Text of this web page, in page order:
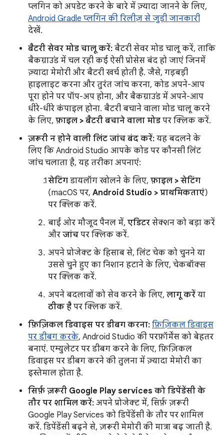
प्लगिन को अपडेट करने के बारे में ज़्यादा जानने के लिए,
Android Gradle प्लगिन की रिलीज़ से जुड़ी जानकारी
देखें.
बैटरी सेवर मोड चालू करें: बैटरी सेवर मोड चालू करें, ताकि
बैकग्राउंड में चल रही कई ऐसी प्रोसेस बंद हो जाएं जिनमें
ज़्यादा मेमोरी और बैटरी खर्च होती है. जैसे, गड़बड़ी
हाइलाइट करना और तुरंत जांच करना, कोड अपने-आप
पूरा होने पर पॉप-अप होना, और बैकग्राउंड में अपने-आप
धीरे-धीरे कंपाइल होना. बैटरी बचाने वाला मोड चालू करने
के लिए, फ़ाइल > बैटरी बचाने वाला मोड पर क्लिक करें.
ज़रूरी न होने वाली लिंट जांच बंद करें: यह बदलने के
लिए कि Android Studio आपके कोड पर कौनसी लिंट
जांच चलाता है, यह तरीका अपनाएं:
सेटिंग डायलॉग खोलने के लिए, फ़ाइल > सेटिंग
(macOS पर, Android Studio > प्राथमिकताएं)
पर क्लिक करें.
बाईं ओर मौजूद पैनल में, एडिटर सेक्शन को बड़ा करें
और जांच पर क्लिक करें.
अपने प्रोजेक्ट के हिसाब से, लिंट चेक को चुनने या
उससे चुने हुए का निशान हटाने के लिए, चेकबॉक्स
पर क्लिक करें.
अपने बदलावों को सेव करने के लिए, लागू करें या
ठीक है पर क्लिक करें.
फ़िज़िकल डिवाइस पर डीबग करना: फ़िज़िकल डिवाइस
पर डीबग करके, Android Studio की परफ़ॉर्मेंस को बेहतर
बनाएं. एम्युलेटर पर डीबग करने के लिए, फ़िज़िकल
डिवाइस पर डीबग करने की तुलना में ज़्यादा मेमोरी का
इस्तेमाल होता है.
सिर्फ़ ज़रूरी Google Play services को डिपेंडेंसी के
तौर पर शामिल करें: अपने प्रोजेक्ट में, सिर्फ़ ज़रूरी
Google Play Services को डिपेंडेंसी के तौर पर शामिल
करें. डिपेंडेंसी बढ़ने से, ज़रूरी मेमोरी की मात्रा बढ़ जाती है.